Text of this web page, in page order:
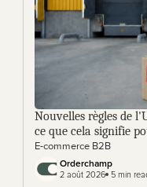
Nouvelles règles de
ce que cela signifie
E-commerce B2B
Orderchamp
2 août 2026 5 min